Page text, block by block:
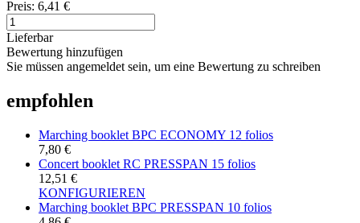
Preis: 6,41 €
Lieferbar
Bewertung hinzufügen
Sie müssen angemeldet sein, um eine Bewertung zu schreiben
empfohlen
Marching booklet BPC ECONOMY 12 folios
7,80 €
Concert booklet RC PRESSPAN 15 folios
12,51 €
KONFIGURIEREN
Marching booklet BPC PRESSPAN 10 folios